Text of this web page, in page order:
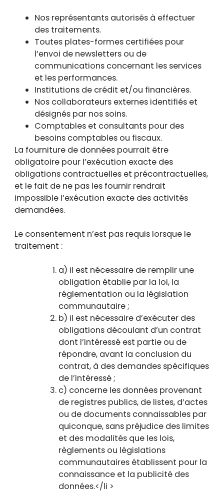
Nos représentants autorisés à effectuer
des traitements.
Toutes plates-formes certifiées pour
l’envoi de newsletters ou de
communications concernant les services
et les performances.
Institutions de crédit et/ou financières.
Nos collaborateurs externes identifiés et
désignés par nos soins.
Comptables et consultants pour des
besoins comptables ou fiscaux.
La fourniture de données pourrait être
obligatoire pour l’exécution exacte des
obligations contractuelles et précontractuelles,
et le fait de ne pas les fournir rendrait
impossible l’exécution exacte des activités
demandées.
Le consentement n’est pas requis lorsque le
traitement :
a) il est nécessaire de remplir une
obligation établie par la loi, la
réglementation ou la législation
communautaire ;
b) il est nécessaire d’exécuter des
obligations découlant d’un contrat
dont l’intéressé est partie ou de
répondre, avant la conclusion du
contrat, à des demandes spécifiques
de l’intéressé ;
c) concerne les données provenant
de registres publics, de listes, d’actes
ou de documents connaissables par
quiconque, sans préjudice des limites
et des modalités que les lois,
règlements ou législations
communautaires établissent pour la
connaissance et la publicité des
données.</li >